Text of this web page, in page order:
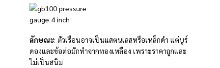
ลักษณะ: ตัวเรือนอาจเป็นแสตนเลสหรือเหล็กดำ แต่บูร์
ดองและข้อต่อมักทำจากทองเหลือง เพราะราคาถูกและ
ไม่เป็นสนิม